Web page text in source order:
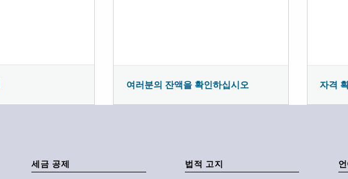
여러분의 잔액을 확인하십시오 자격
세금 공제 법적 고지